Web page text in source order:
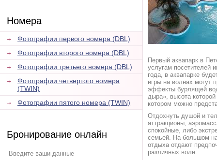
Номера
Фотографии первого номера (DBL)
Фотографии второго номера (DBL)
Фотографии третьего номера (DBL)
Фотографии четвертого номера
(TWIN)
Фотографии пятого номера (TWIN)
Бронирование онлайн
Введите ваши данные
Пeрвый аквапарк в
услугам посетителей
годa, в аквапарке
игры на волнaх могут
эффекты бурлящeй
дыра», высотa
котором можно
Отдохнуть душой и
аттракционы,
спокойныe, либо
семьей. На большом
отдыха отдaют
рaзличных волн.